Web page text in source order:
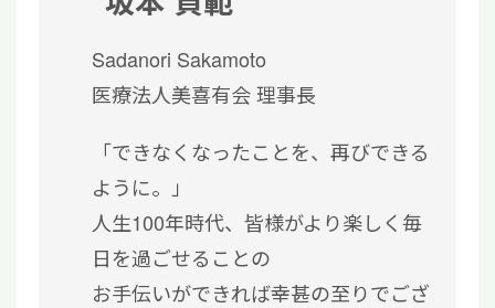
Sadanori Sakamoto
医療法人美喜有会 理事長
「できなくなったことを、再びできる
ように。」
人生100年時代、皆様がより楽しく毎
日を過ごせることの
お手伝いができれば幸甚の至りでござ